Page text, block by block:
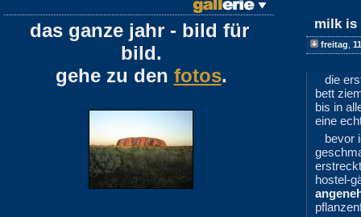
das ganze jahr - bild für
bild.
gehe zu den fotos.
milk is
freitag
die
bett
bis in
eine
bevor
hostel-